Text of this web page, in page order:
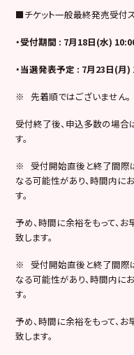
■チケット一般最終発売受付
・受付期間 : 7月18日(水)
・当選発表予定 : 7月23日(月
※ 先着順ではございません。
受付終了後、申込多数の場合
す。
※ 受付開始直後と終了間際
なる可能性があり、時間内に
す。
予め、時間に余裕をもって、
致します。
※ 受付開始直後と終了間際
なる可能性があり、時間内に
す。
予め、時間に余裕をもって、
致します。